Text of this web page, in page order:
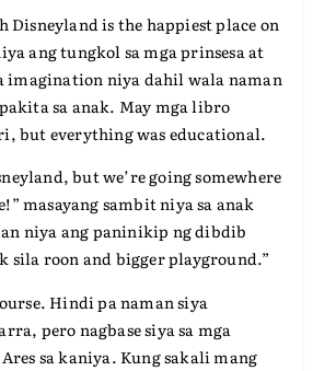
is the happiest place on
ang tungkol sa mga prinsesa at
imagination niya dahil wala naman
sa anak. May mga libro
but everything was educational.
but we’re going somewhere
masayang sambit niya sa anak
niya ang paninikip ng dibdib
sila roon and bigger playground.”
Hindi pa naman siya
pero nagbase siya sa mga
sa kaniya. Kung sakali mang